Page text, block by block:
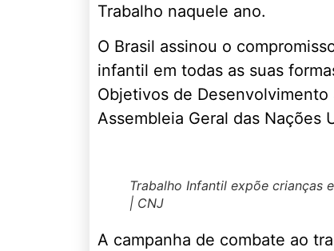
Trabalho naquele ano.
O Brasil assinou o
infantil em todas as suas
Objetivos de
Assembleia Geral das Nações
Trabalho Infantil expõe crianças
| CNJ
A campanha de combate ao